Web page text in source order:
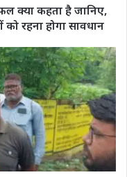
क्या कहता है जानिए,
रहना होगा सावधान